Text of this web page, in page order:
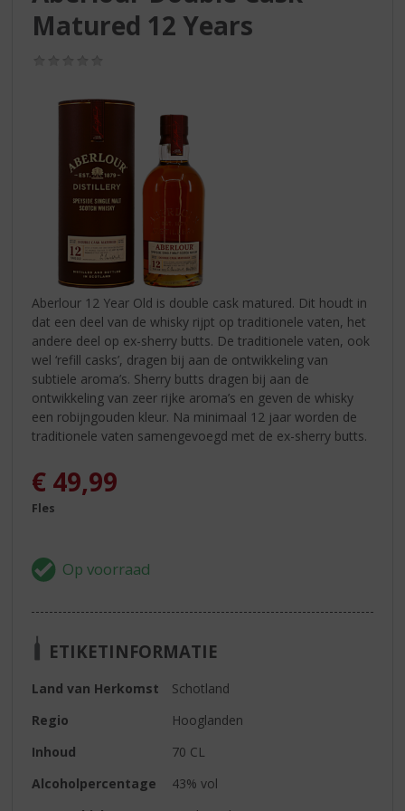
Matured 12 Years
Aberlour 12 Year Old is double cask matured. Dit houdt in
dat een deel van de whisky rijpt op traditionele vaten, het
andere deel op ex-sherry butts. De traditionele vaten, ook
wel ‘refill casks’, dragen bij aan de ontwikkeling van
subtiele aroma’s. Sherry butts dragen bij aan de
ontwikkeling van zeer rijke aroma’s en geven de whisky
een robijngouden kleur. Na minimaal 12 jaar worden de
traditionele vaten samengevoegd met de ex-sherry butts.
€ 49,99
Fles
ETIKETINFORMATIE
Land van Herkomst
Schotland
Regio
Hooglanden
Inhoud
70 CL
Alcoholpercentage
43% vol